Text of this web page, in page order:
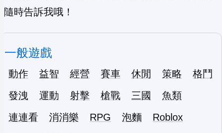
隨時告訴我哦！
一般遊戲
動作 益智 經營 賽車 休閒 策略
格鬥
發洩
運動 射擊 槍戰 三國
魚類
連連看
消消樂 RPG 泡麵
Roblox